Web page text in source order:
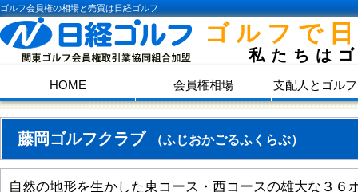
ゴルフ会員権の相場と売買は日経ゴルフ
ゴルフで
私たちは
HOME 会員権相場 支配人とゴル
藤岡ゴルフクラブ （ふじおかごるふくらぶ）
自然の地形を生かした東コース・西コースの雄大な３